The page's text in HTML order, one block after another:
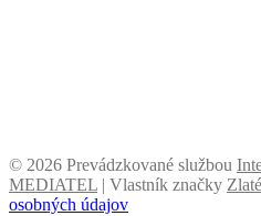
© 2026 Prevádzkované službou
MEDIATEL | Vlastník značky
osobných údajov